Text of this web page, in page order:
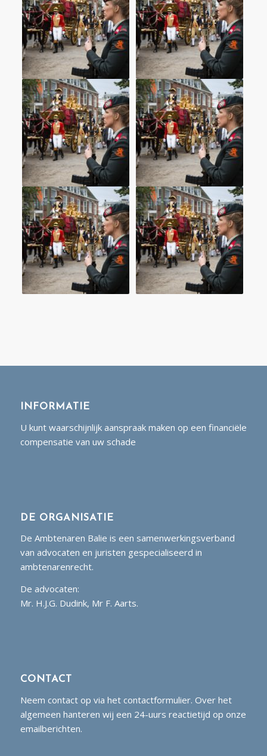
INFORMATIE
U kunt waarschijnlijk aanspraak maken op een financiële
compensatie van uw schade
DE ORGANISATIE
De Ambtenaren Balie is een samenwerkingsverband
van advocaten en juristen gespecialiseerd in
ambtenarenrecht.
De advocaten:
Mr. H.J.G. Dudink, Mr F. Aarts.
CONTACT
Neem contact op via het contactformulier. Over het
algemeen hanteren wij een 24-uurs reactietijd op onze
emailberichten.